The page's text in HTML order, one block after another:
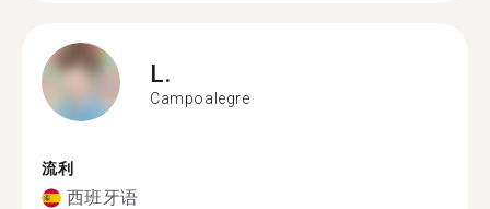
L.
Campoalegre
流利
西班牙语